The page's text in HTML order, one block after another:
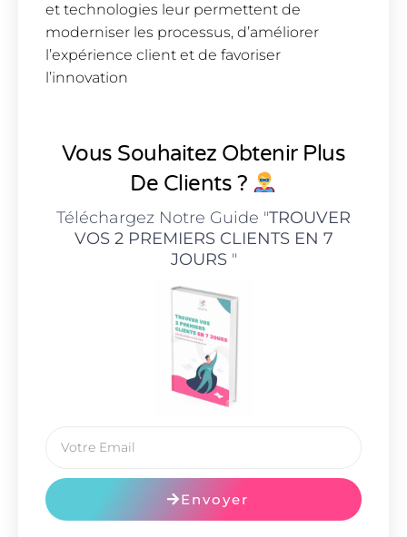
et technologies leur permettent de
moderniser les processus, d’améliorer
l’expérience client et de favoriser
l’innovation
Vous Souhaitez Obtenir Plus
De Clients ?
Téléchargez Notre Guide "TROUVER
VOS 2 PREMIERS CLIENTS EN 7
JOURS"
Envoyer